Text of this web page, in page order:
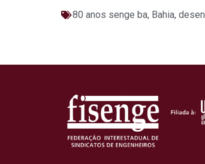
80 anos senge ba, Bahia,